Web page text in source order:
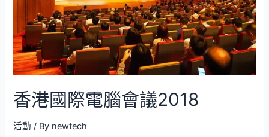
香港國際電腦會議2018
活動 / By newtech